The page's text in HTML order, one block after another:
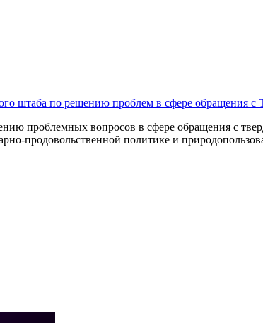
штаба по решению проблем в сфере обращения с
проблемных вопросов в сфере обращения с
продовольственной политике и